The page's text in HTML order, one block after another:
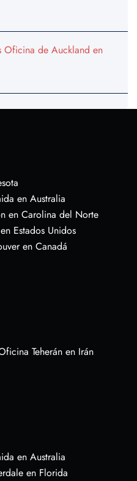
Oficina de Auckland en
en Australia
en Carolina del Norte
Estados Unidos
en Canadá
Teherán en Irán
en Australia
en Florida